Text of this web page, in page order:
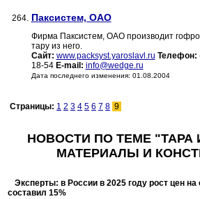
264. Паксистем, ОАО
Фирма Паксистем, ОАО производит
тару из него.
Сайт: www.packsyst.yaroslavl.ru Телефон:
18-54 E-mail: info@wedge.ru
Дата последнего изменения: 01.08.2004
Страницы: 1 2 3 4 5 6 7 8 9
НОВОСТИ ПО ТЕМЕ "ТАРА
МАТЕРИАЛЫ И
Эксперты: в России в 2025 году рост цен
составил 15%